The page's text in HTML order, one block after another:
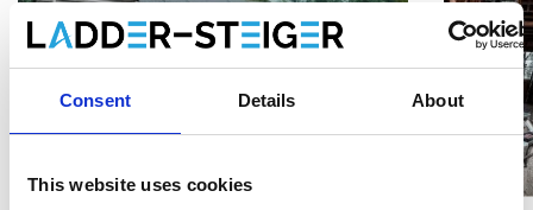
Consent Details About
This website uses cookies